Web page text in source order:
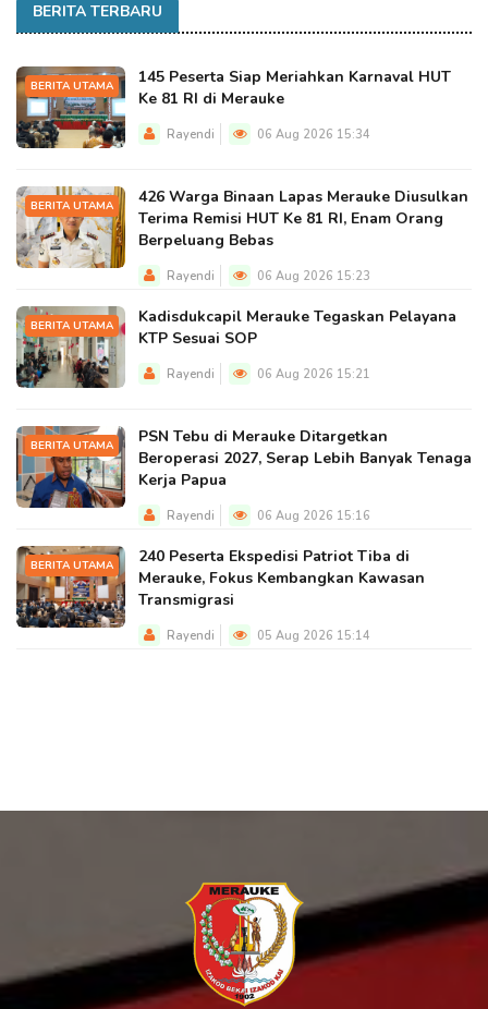
BERITA TERBARU
BERITA UTAMA
145 Peserta Siap Meriahkan Karnaval HUT
Ke 81 RI di Merauke
Rayendi 06 Aug 2026 15:34
BERITA UTAMA
426 Warga Binaan Lapas Merauke Diusulkan
Terima Remisi HUT Ke 81 RI, Enam Orang
Berpeluang Bebas
Rayendi 06 Aug 2026 15:23
BERITA UTAMA
Kadisdukcapil Merauke Tegaskan Pelayana
KTP Sesuai SOP
Rayendi 06 Aug 2026 15:21
BERITA UTAMA
PSN Tebu di Merauke Ditargetkan
Beroperasi 2027, Serap Lebih Banyak Tenaga
Kerja Papua
Rayendi 06 Aug 2026 15:16
BERITA UTAMA
240 Peserta Ekspedisi Patriot Tiba di
Merauke, Fokus Kembangkan Kawasan
Transmigrasi
Rayendi 05 Aug 2026 15:14